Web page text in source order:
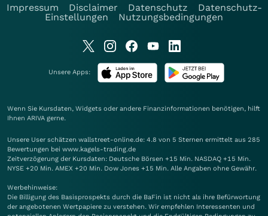
Impressum
Disclaimer Datenschutz
Datenschutz-
Einstellungen
Nutzungsbedingungen
Unsere Apps:
Wenn Sie Kursdaten, Widgets oder andere Finanzinformationen benötigen, hilft
Ihnen ARIVA gerne.
Unsere User schätzen wallstreet-online.de: 4.8 von 5 Sternen ermittelt aus 285
Bewertungen bei www.kagels-trading.de
Zeitverzögerung der Kursdaten: Deutsche Börsen +15 Min. NASDAQ +15 Min.
NYSE +20 Min. AMEX +20 Min. Dow Jones +15 Min. Alle Angaben ohne Gewähr.
Werbehinweise:
Die Billigung des Basisprospekts durch die BaFin ist nicht als ihre Befürwortung
der angebotenen Wertpapiere zu verstehen. Wir empfehlen Interessenten und